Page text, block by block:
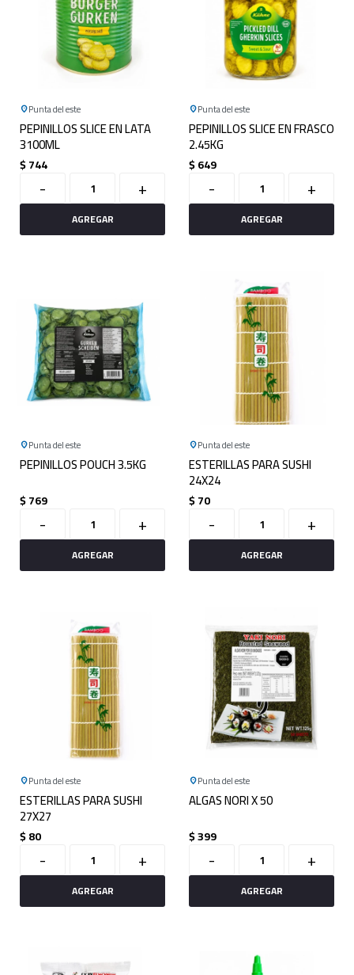
Punta del este
PEPINILLOS SLICE EN LATA
3100ML
$744
- +
Punta del este
PEPINILLOS SLICE EN FRASCO
2.45KG
$649
- +
Punta del este
PEPINILLOS POUCH 3.5KG
$769
- +
Punta del este
ESTERILLAS PARA SUSHI
24X24
$70
- +
Punta del este
ESTERILLAS PARA SUSHI
27X27
$80
- +
Punta del este
ALGAS NORI X 50
$399
- +